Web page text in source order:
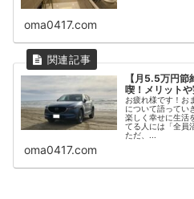
oma0417.com
【月5.5万円
喫！メリット
お疲れ様です！お
について語ってい
楽しく幸せに生活
てる人には「全員
ただ、...
oma0417.com